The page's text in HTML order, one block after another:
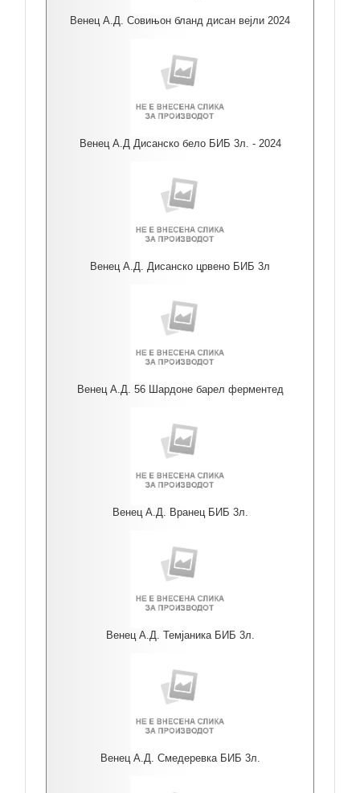
Венец А.Д. Совињон бланд дисан вејли 2024
Венец А.Д Дисанско бело БИБ 3л. - 2024
Венец А.Д. Дисанско црвено БИБ 3л
Венец А.Д. 56 Шардоне барел ферментед
Венец А.Д. Вранец БИБ 3л.
Венец А.Д. Темјаника БИБ 3л.
Венец А.Д. Смедеревка БИБ 3л.